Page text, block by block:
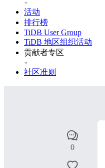
活动
排行榜
TiDB User Group
TiDB 地区组织活动
贡献者专区
社区准则
0